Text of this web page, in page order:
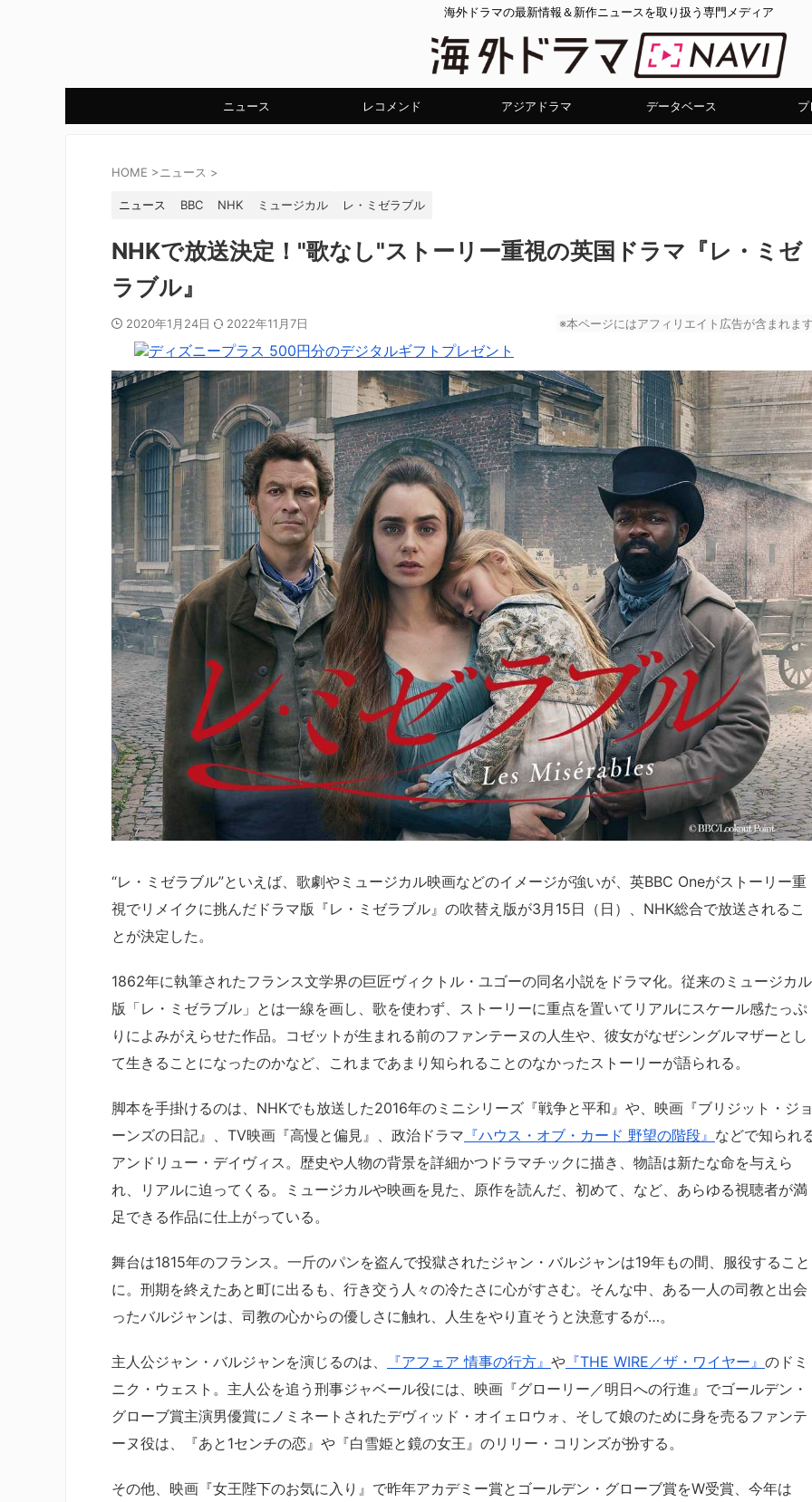
海外ドラマの最新情報＆新作ニュースを取り扱う専門メディア
ニュース レコメンド アジアドラマ データベース
HOME >ニュース >
ニュース BBC NHK ミュージカル レ・ミゼラブル
NHKで放送決定！"歌なし"ストーリー重視の英国ドラマ『レ・ミゼ
ラブル』
2020年1月24日 2022年11月7日 ※本ページにはアフィリエイト広告が含まれま
“レ・ミゼラブル”といえば、歌劇やミュージカル映画などのイメージが強いが、英BBC Oneがストーリー重
視でリメイクに挑んだドラマ版『レ・ミゼラブル』の吹替え版が3月15日（日）、NHK総合で放送されるこ
とが決定した。
1862年に執筆されたフランス文学界の巨匠ヴィクトル・ユゴーの同名小説をドラマ化。従来のミュージカル
版「レ・ミゼラブル」とは一線を画し、歌を使わず、ストーリーに重点を置いてリアルにスケール感たっぷ
りによみがえらせた作品。コゼットが生まれる前のファンテーヌの人生や、彼女がなぜシングルマザーとし
て生きることになったのかなど、これまであまり知られることのなかったストーリーが語られる。
脚本を手掛けるのは、NHKでも放送した2016年のミニシリーズ『戦争と平和』や、映画『ブリジット・ジ
ーンズの日記』、TV映画『高慢と偏見』、政治ドラマ 『ハウス・オブ・カード 野望の階段』 などで知られ
アンドリュー・デイヴィス。歴史や人物の背景を詳細かつドラマチックに描き、物語は新たな命を与えら
れ、リアルに迫ってくる。ミュージカルや映画を見た、原作を読んだ、初めて、など、あらゆる視聴者が満
足できる作品に仕上がっている。
舞台は1815年のフランス。一斤のパンを盗んで投獄されたジャン・バルジャンは19年もの間、服役すること
に。刑期を終えたあと町に出るも、行き交う人々の冷たさに心がすさむ。そんな中、ある一人の司教と出会
ったバルジャンは、司教の心からの優しさに触れ、人生をやり直そうと決意するが…。
主人公ジャン・バルジャンを演じるのは、 『アフェア 情事の行方』 や 『THE WIRE／ザ・ワイヤー』 のドミ
ニク・ウェスト。主人公を追う刑事ジャベール役には、映画『グローリー／明日への行進』でゴールデン・
グローブ賞主演男優賞にノミネートされたデヴィッド・オイェロウォ、そして娘のために身を売るファンテ
ーヌ役は、『あと1センチの恋』や『白雪姫と鏡の女王』のリリー・コリンズが扮する。
その他、映画『女王陛下のお気に入り』で昨年アカデミー賞とゴールデン・グローブ賞をW受賞、今年は